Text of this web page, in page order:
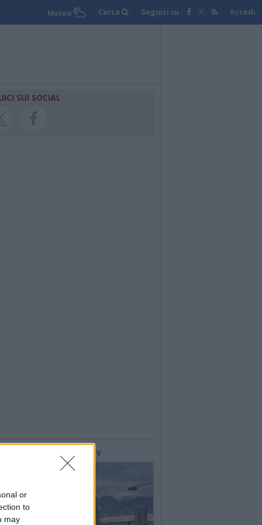
or
to
may
Meteo Cerca Seguici su Accedi
SUI SOCIAL
WebTV